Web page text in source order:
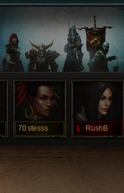
70stesss 1 RushB